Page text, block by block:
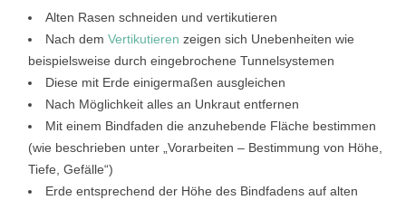
Alten Rasen schneiden und vertikutieren
Nach dem Vertikutieren zeigen sich Unebenheiten wie
beispielsweise durch eingebrochene Tunnelsystemen
Diese mit Erde einigermaßen ausgleichen
Nach Möglichkeit alles an Unkraut entfernen
Mit einem Bindfaden die anzuhebende Fläche bestimmen
(wie beschrieben unter „Vorarbeiten – Bestimmung von Höhe,
Tiefe, Gefälle“)
Erde entsprechend der Höhe des Bindfadens auf alten